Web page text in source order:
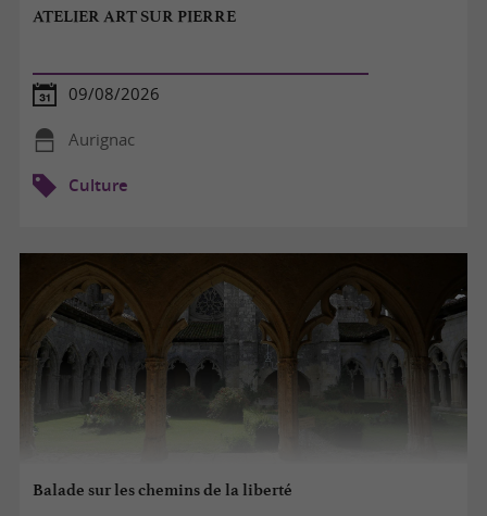
ATELIER ART SUR PIERRE
09/08/2026
Aurignac
Culture
Balade sur les chemins de la liberté